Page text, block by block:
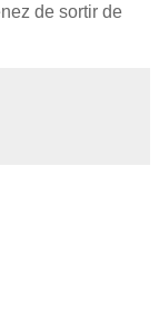
de sortir de